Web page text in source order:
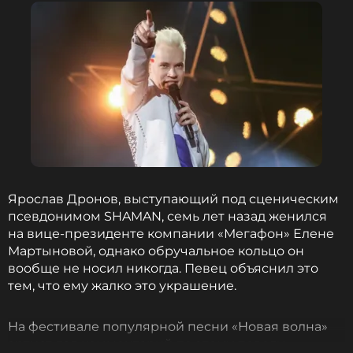
оставаться в курсе событий
ПОДПИСАТЬСЯ
Ярослав Дронов, выступающий под сценическим
псевдонимом SHAMAN, семь лет назад женился
на вице-президенте компании «Мегафон» Елене
Мартыновой, однако обручальное кольцо он
вообще не носил никогда. Певец объяснил это
тем, что ему жалко это украшение.
На фестивале популярной песни «Новая волна»